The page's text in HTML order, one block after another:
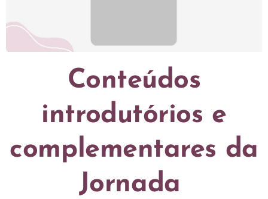
Conteúdos
introdutórios e
complementares da
Jornada